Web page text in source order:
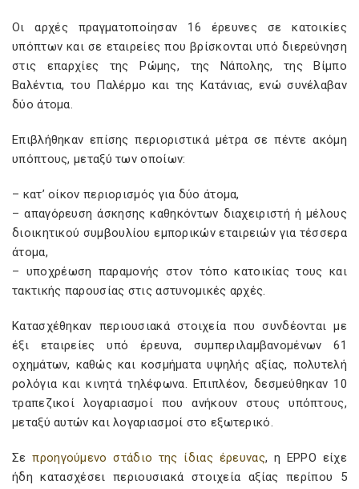
Οι αρχές πραγματοποίησαν 16 έρευνες σε κατοικίες
υπόπτων και σε εταιρείες που βρίσκονται υπό διερεύνηση
στις επαρχίες της Ρώμης, της Νάπολης, της Βίμπο
Βαλέντια, του Παλέρμο και της Κατάνιας, ενώ συνέλαβαν
δύο άτομα.
Επιβλήθηκαν επίσης περιοριστικά μέτρα σε πέντε ακόμη
υπόπτους, μεταξύ των οποίων:
– κατ’ οίκον περιορισμός για δύο άτομα,
– απαγόρευση άσκησης καθηκόντων διαχειριστή ή μέλους
διοικητικού συμβουλίου εμπορικών εταιρειών για τέσσερα
άτομα,
– υποχρέωση παραμονής στον τόπο κατοικίας τους και
τακτικής παρουσίας στις αστυνομικές αρχές.
Κατασχέθηκαν περιουσιακά στοιχεία που συνδέονται με
έξι εταιρείες υπό έρευνα, συμπεριλαμβανομένων 61
οχημάτων, καθώς και κοσμήματα υψηλής αξίας, πολυτελή
ρολόγια και κινητά τηλέφωνα. Επιπλέον, δεσμεύθηκαν 10
τραπεζικοί λογαριασμοί που ανήκουν στους υπόπτους,
μεταξύ αυτών και λογαριασμοί στο εξωτερικό.
Σεπροηγούμενο στάδιο της ίδιας έρευνας, η EPPO είχε
ήδη κατασχέσει περιουσιακά στοιχεία αξίας περίπου 5